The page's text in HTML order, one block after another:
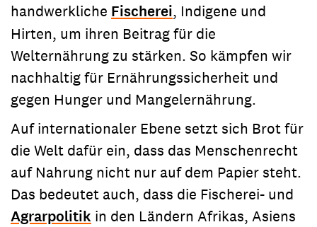
handwerkliche Fischerei, Indigene und
Hirten, um ihren Beitrag für die
Welternährung zu stärken. So kämpfen wir
nachhaltig für Ernährungssicherheit und
gegen Hunger und Mangelernährung.
Auf internationaler Ebene setzt sich Brot für
die Welt dafür ein, dass das Menschenrecht
auf Nahrung nicht nur auf dem Papier steht.
Das bedeutet auch, dass die Fischerei- und
Agrarpolitik in den Ländern Afrikas, Asiens